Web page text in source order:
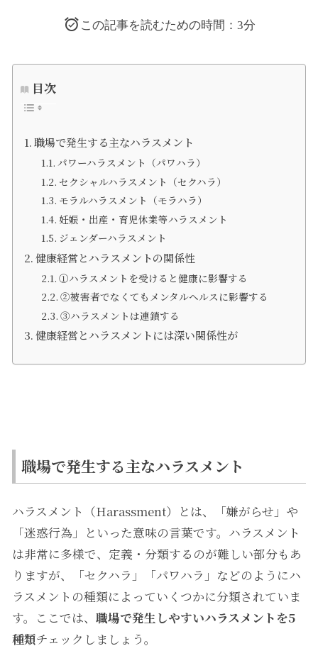
この記事を読むための時間：3分
目次
職場で発生する主なハラスメント
パワーハラスメント（パワハラ）
セクシャルハラスメント（セクハラ）
モラルハラスメント（モラハラ）
妊娠・出産・育児休業等ハラスメント
ジェンダーハラスメント
健康経営とハラスメントの関係性
①ハラスメントを受けると健康に影響する
②被害者でなくてもメンタルヘルスに影響する
③ハラスメントは連鎖する
健康経営とハラスメントには深い関係性が
職場で発生する主なハラスメント
ハラスメント（Harassment）とは、「嫌がらせ」や
「迷惑行為」といった意味の言葉です。ハラスメント
は非常に多様で、定義・分類するのが難しい部分もあ
りますが、「セクハラ」「パワハラ」などのようにハ
ラスメントの種類によっていくつかに分類されていま
す。ここでは、 職場で発生しやすいハラスメントを5
種類チェックしましょう。